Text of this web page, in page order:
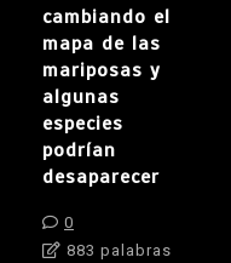
cambiando el
mapa de las
mariposas y
algunas
especies
podrían
desaparecer
0
883 palabras